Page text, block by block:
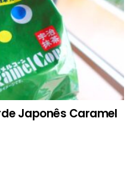
Japonês Caramel